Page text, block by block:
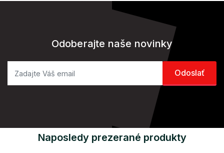
Odoberajte naše novinky
Naposledy prezerané produkty